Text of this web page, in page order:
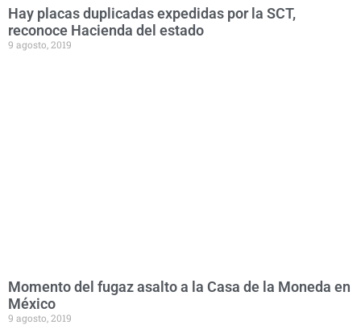
Hay placas duplicadas expedidas por la SCT,
reconoce Hacienda del estado
9 agosto, 2019
Momento del fugaz asalto a la Casa de la Moneda en
México
9 agosto, 2019